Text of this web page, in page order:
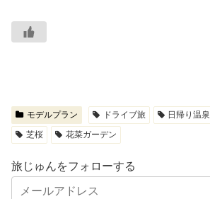
モデルプラン ドライブ旅 日帰り温泉
芝桜
花菜ガーデン
旅じゅんをフォローする